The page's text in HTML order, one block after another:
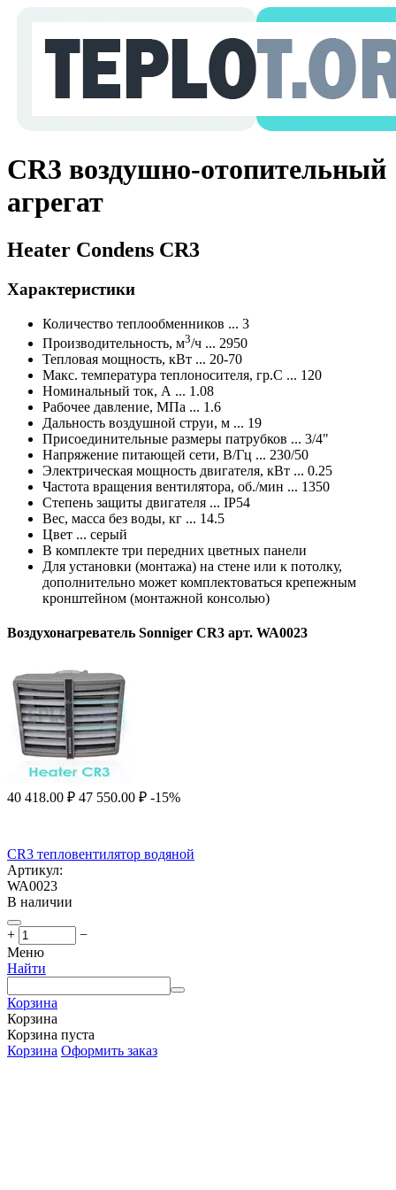
CR3 воздушно-отопительный
агрегат
Heater Condens CR3
Характеристики
Количество теплообменников ... 3
Производительность, м3/ч ... 2950
Тепловая мощность, кВт ... 20-70
Макс. температура теплоносителя, гр.С ... 120
Номинальный ток, А ... 1.08
Рабочее давление, МПа ... 1.6
Дальность воздушной струи, м ... 19
Присоединительные размеры патрубков ... 3/4"
Напряжение питающей сети, В/Гц ... 230/50
Электрическая мощность двигателя, кВт ... 0.25
Частота вращения вентилятора, об./мин ... 1350
Степень защиты двигателя ... IP54
Вес, масса без воды, кг ... 14.5
Цвет ... серый
В комплекте три передних цветных панели
Для установки (монтажа) на стене или к потолку,
дополнительно может комплектоваться крепежным
кронштейном (монтажной консолью)
Воздухонагреватель Sonniger CR3 арт. WA0023
40 418.00 ₽ 47 550.00 ₽ -15%
CR3 тепловентилятор водяной
Артикул:
WA0023
В наличии
+
−
Меню
Найти
Корзина
Корзина
Корзина пуста
Корзина Оформить заказ